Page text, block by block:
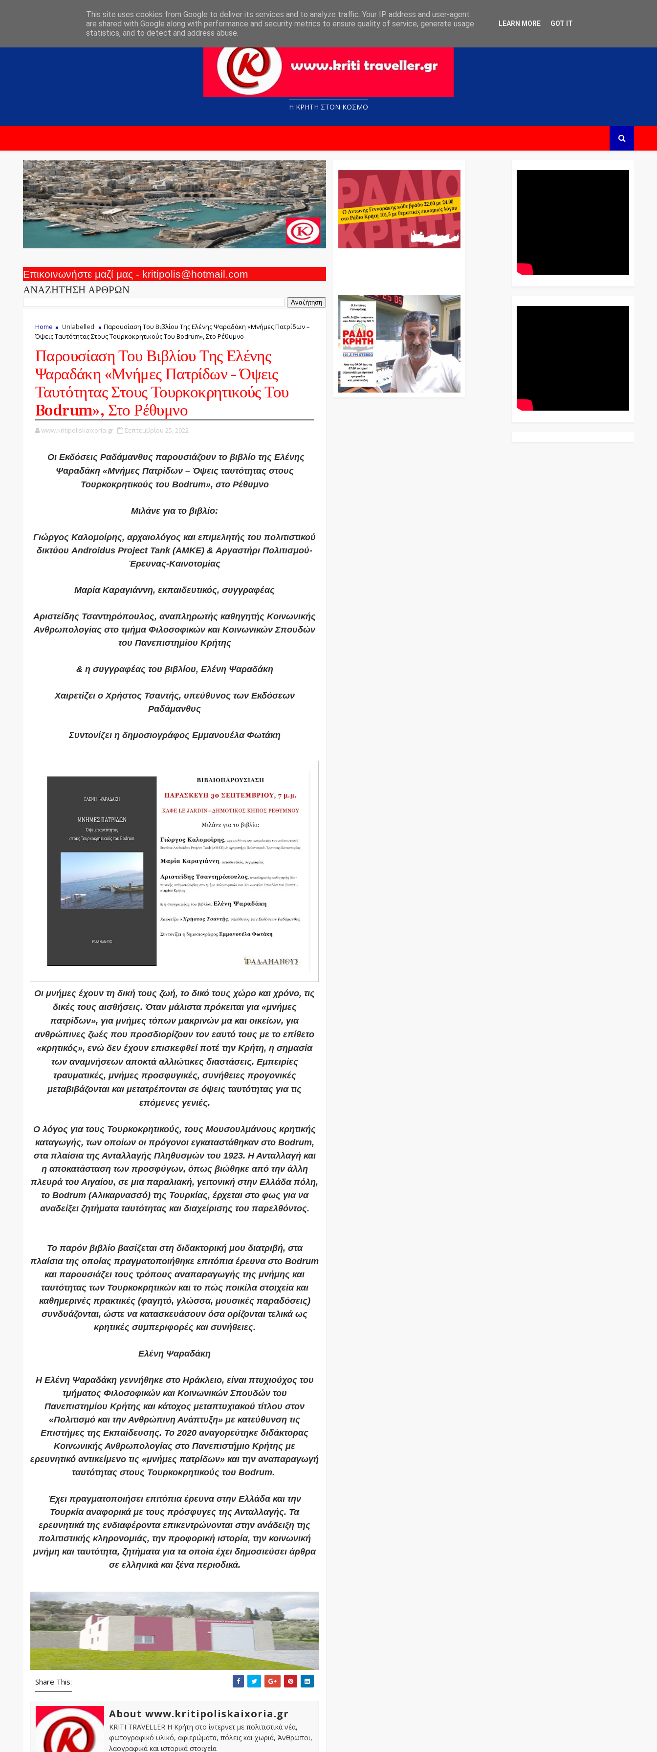
Η ΚΡΗΤΗ ΣΤΟN KOΣΜΟ
Επικοινωνήστε μαζί μας - kritipolis@hotmail.com
ΑΝΑΖΗΤΗΣΗ ΑΡΘΡΩΝ
Home Unlabelled
Παρουσίαση Του Βιβλίου Της Ελένης Ψαραδάκη «Μνήμες Πατρίδων –
Όψεις Ταυτότητας Στους Τουρκοκρητικούς Του Bodrum», Στο Ρέθυμνο
Παρουσίαση Του Βιβλίου Της Ελένης
Ψαραδάκη «Μνήμες Πατρίδων – Όψεις
Ταυτότητας Στους Τουρκοκρητικούς Του
Bodrum», Στο Ρέθυμνο
www.kritipoliskaixoria.gr Σεπτεμβρίου 25, 2022
Οι Εκδόσεις Ραδάμανθυς παρουσιάζουν το βιβλίο της Ελένης
Ψαραδάκη «Μνήμες Πατρίδων – Όψεις ταυτότητας στους
Τουρκοκρητικούς του Bodrum», στο Ρέθυμνο
Μιλάνε για το βιβλίο:
Γιώργος Καλομοίρης, αρχαιολόγος και επιμελητής του πολιτιστικού
δικτύου Androidus Project Tank (ΑΜΚΕ) & Αργαστήρι Πολιτισμού-
Έρευνας-Καινοτομίας
Μαρία Καραγιάννη, εκπαιδευτικός, συγγραφέας
Αριστείδης Τσαντηρόπουλος, αναπληρωτής καθηγητής Κοινωνικής
Ανθρωπολογίας στο τμήμα Φιλοσοφικών και Κοινωνικών Σπουδών
του Πανεπιστημίου Κρήτης
& η συγγραφέας του βιβλίου, Ελένη Ψαραδάκη
Χαιρετίζει ο Χρήστος Τσαντής, υπεύθυνος των Εκδόσεων
Ραδάμανθυς
Συντονίζει η δημοσιογράφος Εμμανουέλα Φωτάκη
Οι μνήμες έχουν τη δική τους ζωή, το δικό τους χώρο και χρόνο, τις
δικές τους αισθήσεις. Όταν μάλιστα πρόκειται για «μνήμες
πατρίδων», για μνήμες τόπων μακρινών μα και οικείων, για
ανθρώπινες ζωές που προσδιορίζουν τον εαυτό τους με το επίθετο
«κρητικός», ενώ δεν έχουν επισκεφθεί ποτέ την Κρήτη, η σημασία
των αναμνήσεων αποκτά αλλιώτικες διαστάσεις. Εμπειρίες
τραυματικές, μνήμες προσφυγικές, συνήθειες προγονικές
μεταβιβάζονται και μετατρέπονται σε όψεις ταυτότητας για τις
επόμενες γενιές.
Ο λόγος για τους Τουρκοκρητικούς, τους Μουσουλμάνους κρητικής
καταγωγής, των οποίων οι πρόγονοι εγκαταστάθηκαν στο Bodrum,
στα πλαίσια της Ανταλλαγής Πληθυσμών του 1923. Η Ανταλλαγή και
η αποκατάσταση των προσφύγων, όπως βιώθηκε από την άλλη
πλευρά του Αιγαίου, σε μια παραλιακή, γειτονική στην Ελλάδα πόλη,
το Bodrum (Αλικαρνασσό) της Τουρκίας, έρχεται στο φως για να
αναδείξει ζητήματα ταυτότητας και διαχείρισης του παρελθόντος.
Το παρόν βιβλίο βασίζεται στη διδακτορική μου διατριβή, στα
πλαίσια της οποίας πραγματοποιήθηκε επιτόπια έρευνα στο Bodrum
και παρουσιάζει τους τρόπους αναπαραγωγής της μνήμης και
ταυτότητας των Τουρκοκρητικών και το πώς ποικίλα στοιχεία και
καθημερινές πρακτικές (φαγητό, γλώσσα, μουσικές παραδόσεις)
συνδυάζονται, ώστε να κατασκευάσουν όσα ορίζονται τελικά ως
κρητικές συμπεριφορές και συνήθειες.
Ελένη Ψαραδάκη
Η Ελένη Ψαραδάκη γεννήθηκε στο Ηράκλειο, είναι πτυχιούχος του
τμήματος Φιλοσοφικών και Κοινωνικών Σπουδών του
Πανεπιστημίου Κρήτης και κάτοχος μεταπτυχιακού τίτλου στον
«Πολιτισμό και την Ανθρώπινη Ανάπτυξη» με κατεύθυνση τις
Επιστήμες της Εκπαίδευσης. Το 2020 αναγορεύτηκε διδάκτορας
Κοινωνικής Ανθρωπολογίας στο Πανεπιστήμιο Κρήτης με
ερευνητικό αντικείμενο τις «μνήμες πατρίδων» και την αναπαραγωγή
ταυτότητας στους Τουρκοκρητικούς του Bodrum.
Έχει πραγματοποιήσει επιτόπια έρευνα στην Ελλάδα και την
Τουρκία αναφορικά με τους πρόσφυγες της Ανταλλαγής. Τα
ερευνητικά της ενδιαφέροντα επικεντρώνονται στην ανάδειξη της
πολιτιστικής κληρονομιάς, την προφορική ιστορία, την κοινωνική
μνήμη και ταυτότητα, ζητήματα για τα οποία έχει δημοσιεύσει άρθρα
σε ελληνικά και ξένα περιοδικά.
Share This:
About www.kritipoliskaixoria.gr
KRITI TRAVELLER Η Κρήτη στο ίντερνετ με πολιτιστικά νέα,
φωτογραφικό υλικό, αφιερώματα, πόλεις και χωριά, Άνθρωποι,
λαογραφικά και ιστορικά στοιχεία
This site uses cookies from Google to deliver its services and to analyze traffic. Your IP address and user-agent
are shared with Google along with performance and security metrics to ensure quality of service, generate usage
statistics, and to detect and address abuse.
LEARN MORE GOT IT